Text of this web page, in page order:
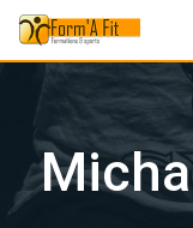
Skip
content